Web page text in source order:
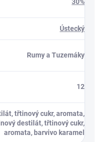
Ústecký
Rumy a Tuzemáky
12
třtinový cukr, aromata,
destilát, třtinový cukr,
aromata, barvivo karamel